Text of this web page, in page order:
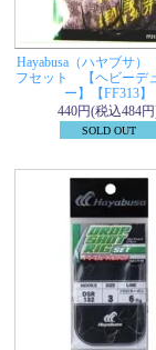
Hayabusa（ハヤブサ
フセット 【ヘビーデ
ー】【FF313】
440円(税込484
SOLD OUT